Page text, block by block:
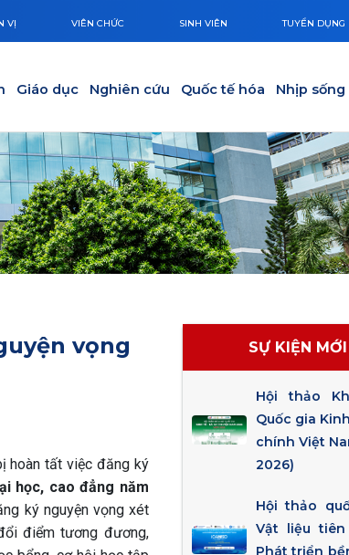
VỊ VIÊN CHỨC SINH VIÊN TUYỂN DỤNG
Giáo dục Nghiên cứu Quốc tế hóa Nhịp sống
vọng
hoàn tất việc đăng ký
học, cao đẳng năm
ký nguyện vọng xét
điểm tương đương,
SỰ KIỆN MỚI
Hội thảo
Quốc gia
chính Việt
2026)
Hội thảo
Vật liệu
Phát triển